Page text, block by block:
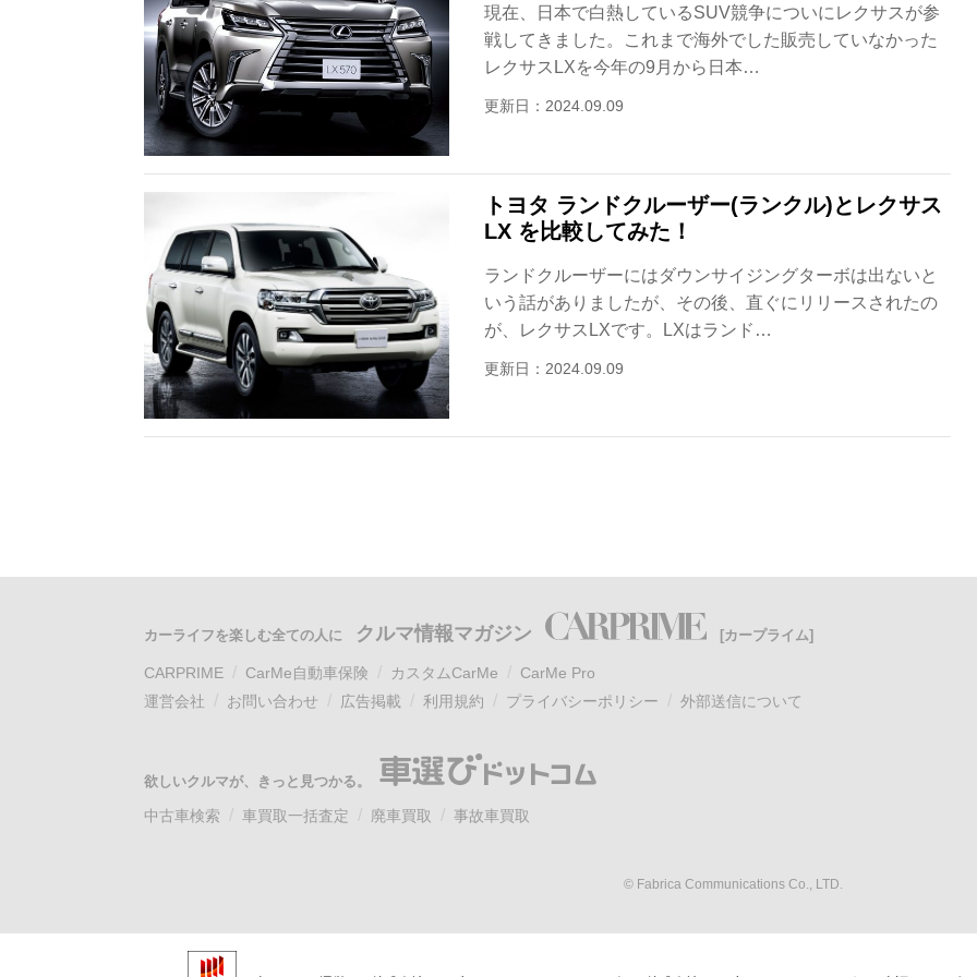
現在、日本で白熱しているSUV競争についにレクサスが参
戦してきました。これまで海外でした販売していなかった
レクサスLXを今年の9月から日本…
更新日：2024.09.09
トヨタ ランドクルーザー(ランクル)とレクサス
LX を比較してみた！
ランドクルーザーにはダウンサイジングターボは出ないと
いう話がありましたが、その後、直ぐにリリースされたの
が、レクサスLXです。LXはランド…
更新日：2024.09.09
カーライフを楽しむ全ての人に クルマ情報マガジン [カープライム]
CARPRIME CarMe自動車保険 カスタムCarMe
CarMe Pro
運営会社
お問い合わせ 広告掲載 利用規約 プライバシーポリシー 外部送信について
欲しいクルマが、きっと見つかる。
中古車検索 車買取一括査定 廃車買取 事故車買取
© Fabrica Communications Co., LTD.